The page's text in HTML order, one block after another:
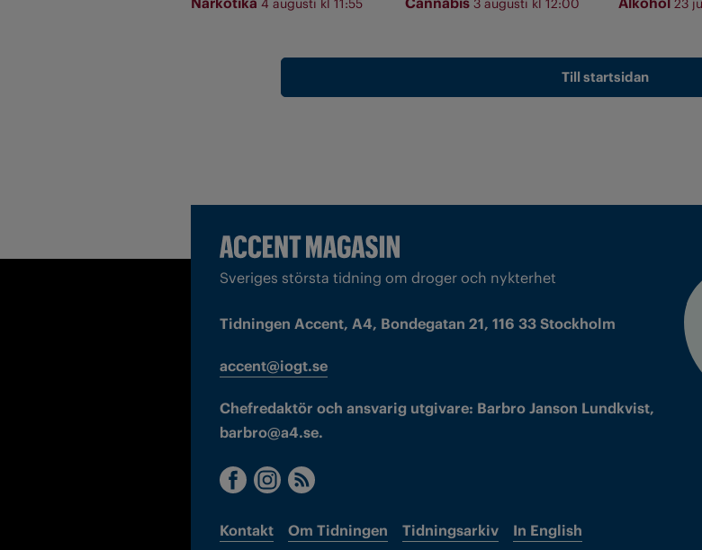
4 augusti kl 11:55 3 augusti kl 12:00 23
Till startsidan
Sveriges största tidning om droger och nykterhet
Tidningen Accent, A4, Bondegatan 21, 116 33 Stockholm
accent@iogt.se
Chefredaktör och ansvarig utgivare: Barbro Janson Lundkvist,
barbro@a4.se.
Kontakt Om Tidningen Tidningsarkiv In English